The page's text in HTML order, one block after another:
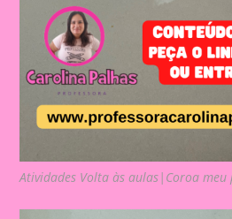
Atividades Volta às aulas|Coroa